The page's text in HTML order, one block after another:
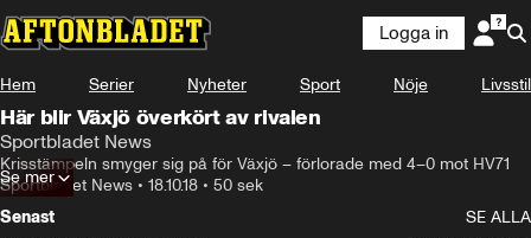
Logga in
Hem Serier Nyheter Sport Nöje Livsstil
Här blir Växjö överkört av rivalen
Sportbladet News
Krisstämpeln smyger sig på för Växjö – förlorade med 4–0 mot HV71
Sportbladet News • 18.10.18 • 50 sek
Se mer
Senast
SE ALLA